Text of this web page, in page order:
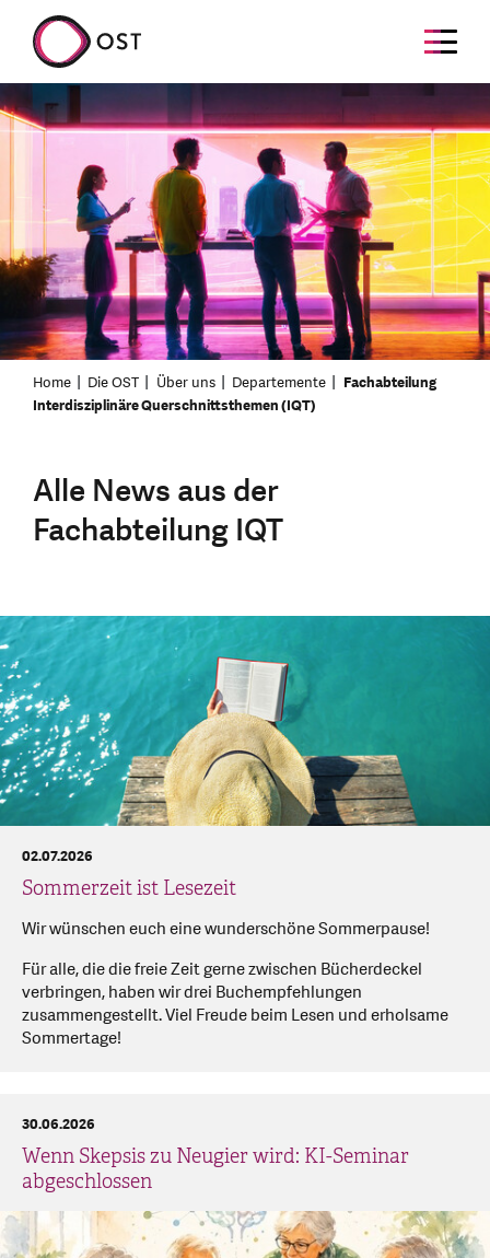
Home Die OST Über uns Departemente
Fachabteilung
Interdisziplinäre Querschnittsthemen (IQT)
Alle News aus der
Fachabteilung IQT
Sommerzeit ist Lesezeit
02.07.2026
Wir wünschen euch eine wunderschöne Sommerpause!
Für alle, die die freie Zeit gerne zwischen Bücherdeckel
verbringen, haben wir drei Buchempfehlungen
zusammengestellt. Viel Freude beim Lesen und erholsame
Sommertage!
Wenn Skepsis zu Neugier wird: KI-Seminar
abgeschlossen
30.06.2026